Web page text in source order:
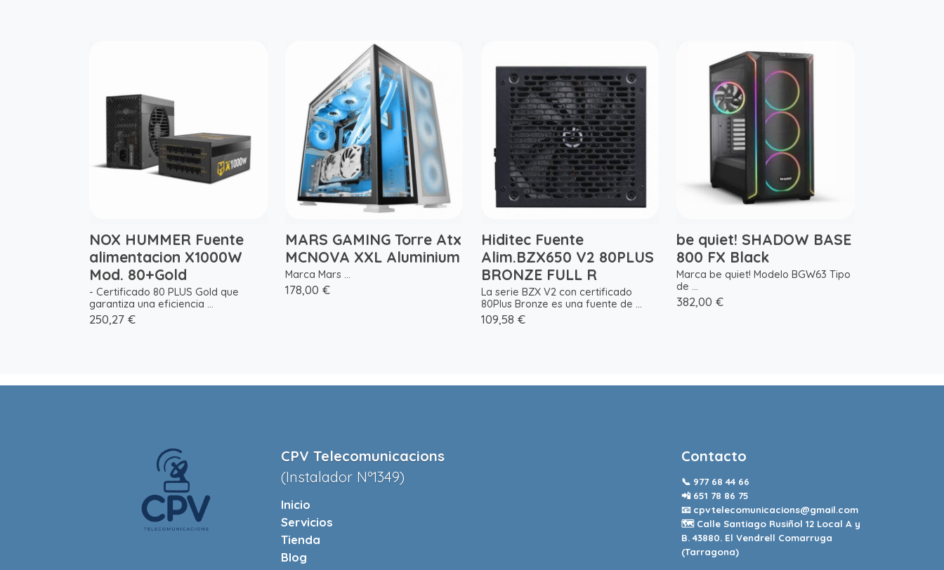
NOX HUMMER Fuente
alimentacion X1000W
Mod. 80+Gold
- Certificado 80 PLUS Gold que
garantiza una eficiencia ...
250,27 €
MARS GAMING Torre Atx
MCNOVA XXL Aluminium
Marca Mars ...
178,00 €
Hiditec Fuente
Alim.BZX650 V2 80PLUS
BRONZE FULL R
La serie BZX V2 con certificado
80Plus Bronze es una fuente de ...
109,58 €
be quiet! SHADOW BASE
800 FX Black
Marca be quiet! Modelo BGW63 Tipo
de ...
382,00 €
CPV Telecomunicacions
(Instalador Nº1349)
Inicio
Servicios
Tienda
Blog
Contacto
📞 977 68 44 66
📲 651 78 86 75
📧 cpvtelecomunicacions@gmail.com
🗺️ Calle Santiago Rusiñol 12 Local A y
B. 43880. El Vendrell Comarruga
(Tarragona)